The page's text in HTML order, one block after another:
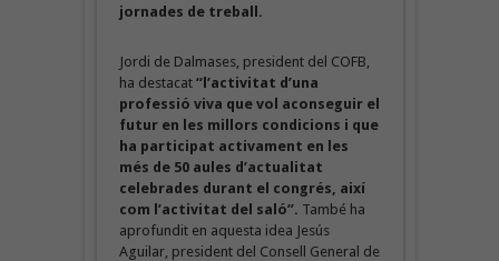
jornades de treball.
Jordi de Dalmases, president del COFB,
ha destacat“l’activitat d’una
professió viva que vol aconseguir el
futur en les millors condicions i que
ha participat activament en les
més de 50 aules d’actualitat
celebrades durant el congrés, així
com l’activitat del saló”. També ha
aprofundit en aquesta idea Jesús
Aguilar, president del Consell General de